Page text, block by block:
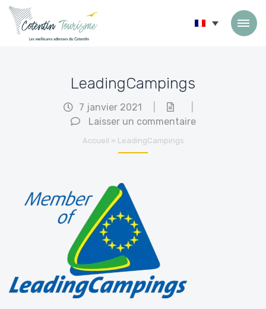
LeadingCampings
7 janvier 2021
Laisser un commentaire
Accueil » LeadingCampings